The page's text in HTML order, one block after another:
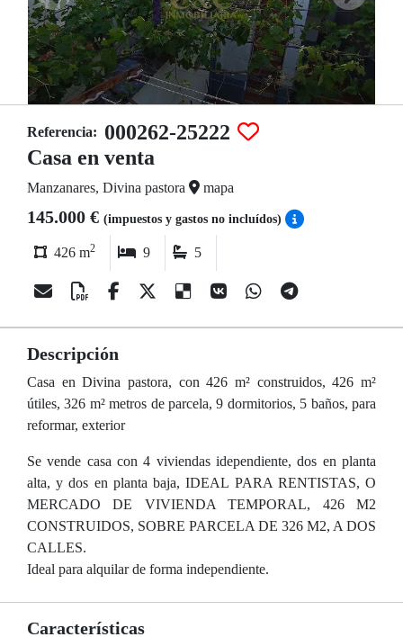
Referencia: 000262-25222
Casa en venta
Manzanares, Divina pastora mapa
145.000 € (impuestos y gastos no incluídos)
426 m2 9 5
Descripción
Casa en Divina pastora, con 426 m² construidos, 426 m²
útiles, 326 m² metros de parcela, 9 dormitorios, 5 baños, para
reformar, exterior
Se vende casa con 4 viviendas idependiente, dos en planta
alta, y dos en planta baja, IDEAL PARA RENTISTAS, O
MERCADO DE VIVIENDA TEMPORAL, 426 M2
CONSTRUIDOS, SOBRE PARCELA DE 326 M2, A DOS
CALLES.
Ideal para alquilar de forma independiente.
Características